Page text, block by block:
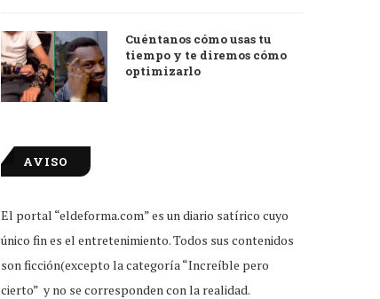
Cuéntanos cómo usas tu
tiempo y te diremos cómo
optimizarlo
AVISO
El portal “eldeforma.com” es un diario satírico cuyo
único fin es el entretenimiento. Todos sus contenidos
son ficción(excepto la categoría “Increíble pero
cierto” y no se corresponden con la realidad.